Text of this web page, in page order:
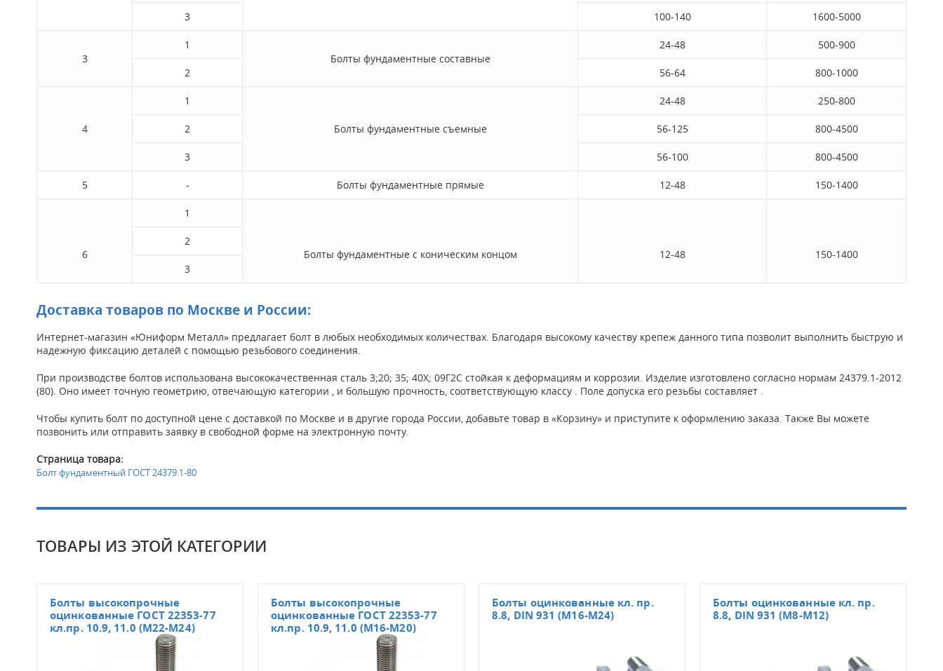
3 100-140 1600-5000
3
1
Болты фундаментные составные
24-48 500-900
2 56-64 800-1000
4
1
Болты фундаментные съемные
24-48 250-800
2 56-125 800-4500
3 56-100 800-4500
5 - Болты фундаментные прямые 12-48 150-1400
6
1
Болты фундаментные с коническим концом 12-48 150-1400
2
3
Доставка товаров по Москве и России:
Интернет-магазин «Юниформ Металл» предлагает болт в любых необходимых количествах. Благодаря высокому качеству крепеж данного типа позволит выполнить быструю и
надежную фиксацию деталей с помощью резьбового соединения.
При производстве болтов использована высококачественная сталь 3;20; 35; 40Х; 09Г2С стойкая к деформациям и коррозии. Изделие изготовлено согласно нормам 24379.1-2012
(80). Оно имеет точную геометрию, отвечающую категории , и большую прочность, соответствующую классу . Поле допуска его резьбы составляет .
Чтобы купить болт по доступной цене с доставкой по Москве и в другие города России, добавьте товар в «Корзину» и приступите к оформлению заказа. Также Вы можете
позвонить или отправить заявку в свободной форме на электронную почту.
Страница товара:
Болт фундаментный ГОСТ 24379.1-80
ТОВАРЫ ИЗ ЭТОЙ КАТЕГОРИИ
Болты высокопрочные
оцинкованные ГОСТ 22353-77
кл.пр. 10.9, 11.0 (М22-М24)
Болты высокопрочные
оцинкованные ГОСТ 22353-77
кл.пр. 10.9, 11.0 (М16-М20)
Болты оцинкованные кл. пр.
8.8, DIN 931 (М16-М24)
Болты оцинкованные кл. пр.
8.8, DIN 931 (М8-М12)